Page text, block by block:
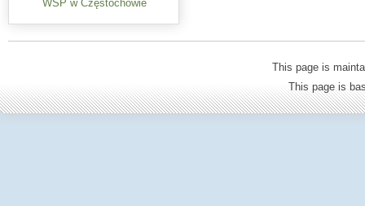
WSP w Częstochowie
This page is
This page is